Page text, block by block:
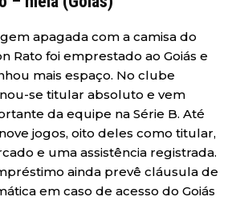
apagada com a camisa do
Rato foi emprestado ao Goiás e
mais espaço. No clube
se titular absoluto e vem
da equipe na Série B. Até
jogos, oito deles como titular,
e uma assistência registrada.
ainda prevê cláusula de
em caso de acesso do Goiás